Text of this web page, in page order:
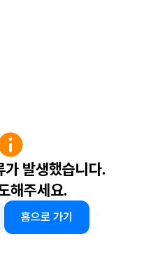
가 발생했습니다.
해주세요.
홈으로 가기